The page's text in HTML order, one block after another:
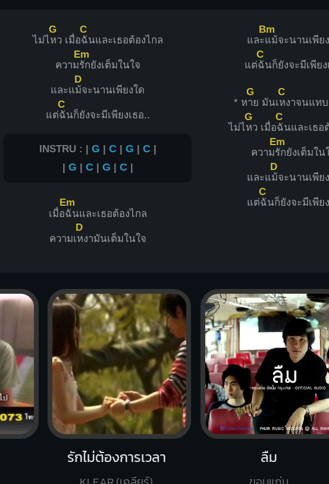
ไม่ไ
G
หว เมื่อ
C
ฉันและเธอต้องไกล
ความ
Em
รักยังเต็มในใจ
และแ
D
ม้จะนานเพียงใด
แต่
C
ฉันก็ยังจะมีเพียงเธอ..
INSTRU : | G | C | G | C |
| G | C | G | C |
เมื่อ
Em
ฉันและเธอต้องไกล
ความเ
D
หงามันเต็มในใจ
และ
Bm
แม้จะนานเพีย
แต่
C
ฉันก็ยังจะมีเพียง
* ห
G
าย มันเ
C
หงาจนแท
ไม่ไ
G
หว เมื่อ
C
ฉันและเธอ
ความ
Em
รักยังเต็มใน
และแ
D
ม้จะนานเพีย
แต่
C
ฉันก็ยังจะมีเพีย
รักไม่ต้องการเวลา ลืม